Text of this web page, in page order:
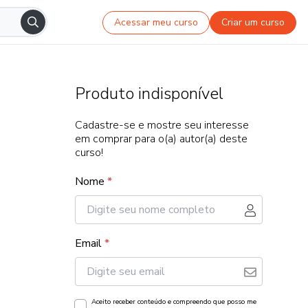
Acessar meu curso Criar um curso
Produto indisponível
Cadastre-se e mostre seu interesse
em comprar para o(a) autor(a) deste
curso!
Nome *
Email*
Aceito receber conteúdo e compreendo que posso me